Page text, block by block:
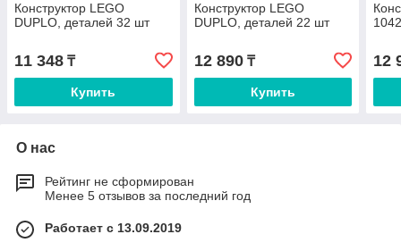
Конструктор LEGO
DUPLO, деталей 32 шт
11 348 ₸
Купить
Конструктор LEGO
DUPLO, деталей 22 шт
12 890₸
Купить
12
О нас
Рейтинг не сформирован
Менее 5 отзывов за последний год
Работает с 13.09.2019